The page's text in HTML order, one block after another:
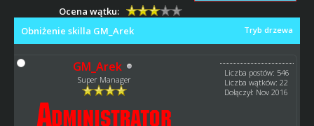
Ocena wątku:
Tryb drzewa
Obniżenie skilla GM_Arek
GM_Arek
Super Manager
Liczba postów: 546
Liczba wątków: 22
Dołączył: Nov 2016